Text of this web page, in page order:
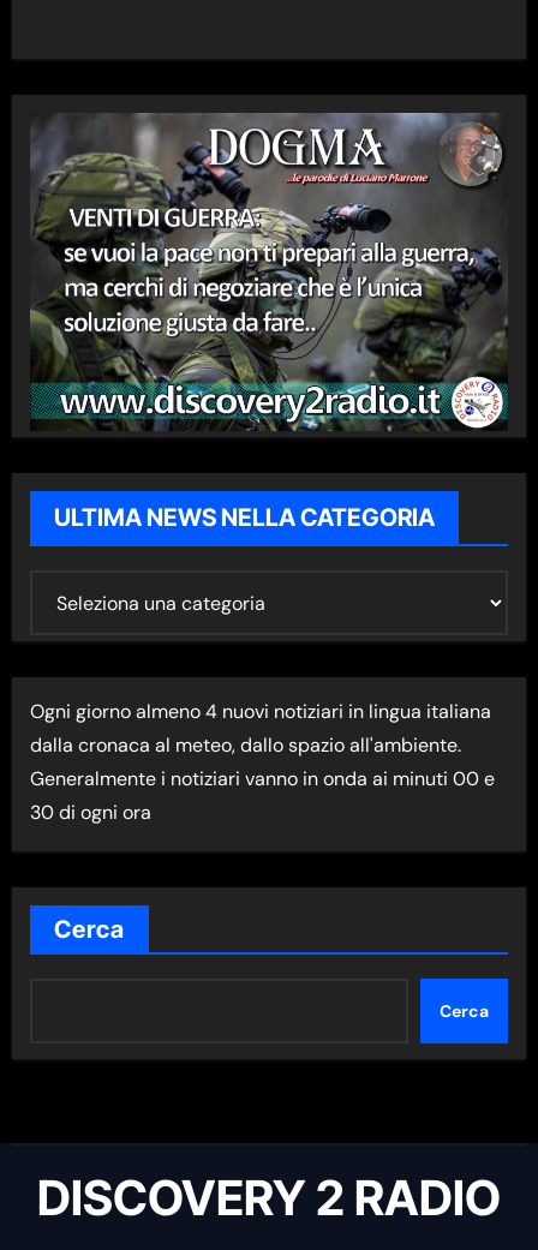
ULTIMA NEWS NELLA CATEGORIA
M
A
N
E
W
S
E
A
Ogni giorno almeno 4 nuovi notiziari in lingua italiana
dalla cronaca al meteo, dallo spazio all'ambiente.
Generalmente i notiziari vanno in onda ai minuti 00 e
30 di ogni ora
Cerca
Cerca
DISCOVERY 2 RADIO